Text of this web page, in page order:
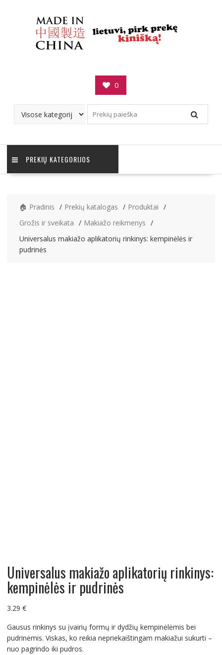
0
PREKIŲ KATEGORIJOS
🏠 Pradinis Prekių katalogas
Produktai
Grožis ir sveikata
Makiažo reikmenys
Universalus makiažo aplikatorių rinkinys: kempinėlės ir
pudrinės
Universalus makiažo aplikatorių rinkinys:
kempinėlės ir pudrinės
3.29 €
Gausus rinkinys su įvairių formų ir dydžių kempinėlėmis bei
pudrinėmis. Viskas, ko reikia nepriekaištingam makiažui sukurti –
nuo pagrindo iki pudros.